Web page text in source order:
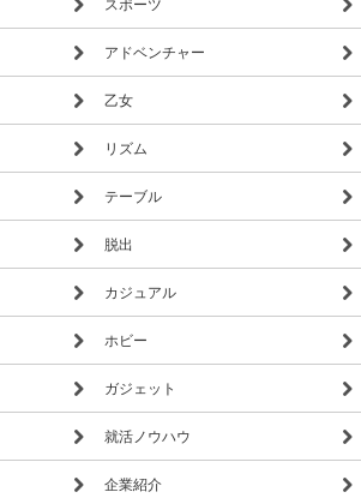
アドベンチャー
乙女
リズム
テーブル
脱出
カジュアル
ホビー
ガジェット
就活ノウハウ
企業紹介